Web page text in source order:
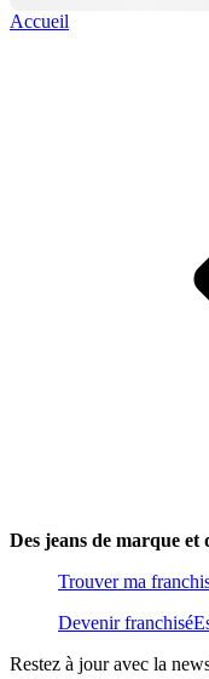
Accueil
Des jeans de marque et
Trouver ma
Devenir franchisé
Restez à jour avec la